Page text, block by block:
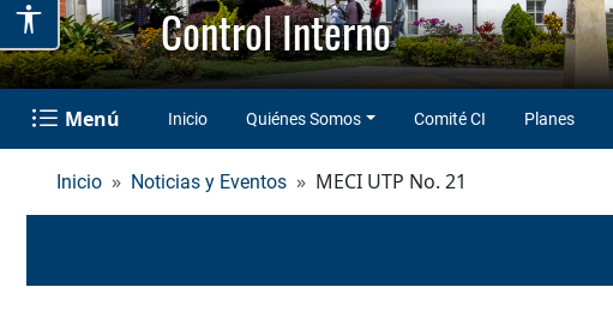
Control Interno
Menú Inicio Quiénes Somos Comité CI Planes
Inicio Noticias y Eventos MECI UTP No. 21